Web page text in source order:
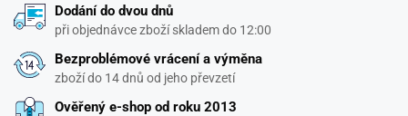
Dodání do dvou dnů
při objednávce zboží skladem do 12:00
Bezproblémové vrácení a výměna
zboží do 14 dnů od jeho převzetí
Ověřený e-shop od roku 2013